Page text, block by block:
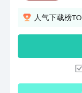
件
人气下载榜